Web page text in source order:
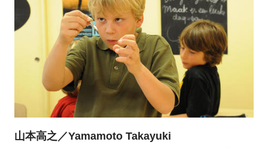
山本高之／Yamamoto Takayuki